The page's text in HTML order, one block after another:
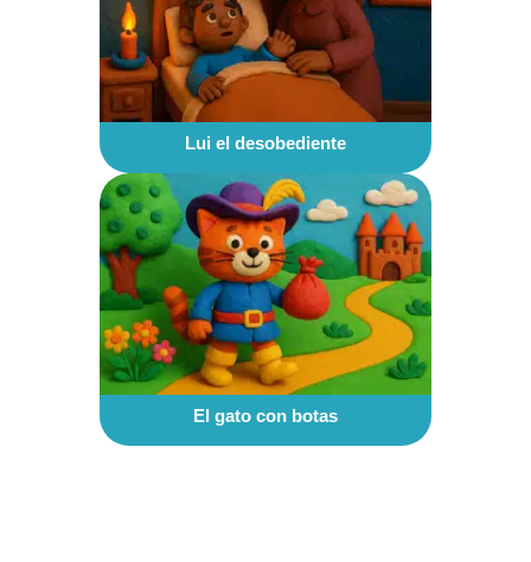
Lui el desobediente
El gato con botas